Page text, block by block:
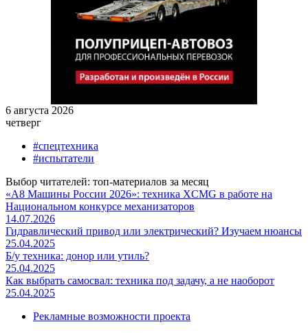
6 августа 2026
четверг
#спецтехника
#испытатели
Выбор читателей: топ-материалов за месяц
«А8 Машины России 2026»: техника XCMG в работе на
Национальном конкурсе механизаторов
14.07.2026
Гидравлический привод или электрический? Изучаем нюансы
25.04.2025
Б/у техника: донор или утиль?
25.04.2025
Как выбрать самосвал: техника под задачу, а не наоборот
25.04.2025
Рекламные возможности проекта